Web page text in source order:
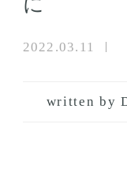
2022.03.11
written by